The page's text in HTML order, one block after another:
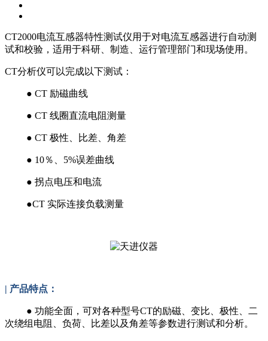
CT2000电流互感器特性测试仪用于对电流互感器进行自动测
试和校验，适用于科研、制造、运行管理部门和现场使用。
CT分析仪可以完成以下测试：
● CT 励磁曲线
● CT 线圈直流电阻测量
● CT 极性、比差、角差
● 10％、5%误差曲线
● 拐点电压和电流
●CT 实际连接负载测量
| 产品特点：
● 功能全面，可对各种型号CT的励磁、变比、极性、二
次绕组电阻、负荷、比差以及角差等参数进行测试和分析。